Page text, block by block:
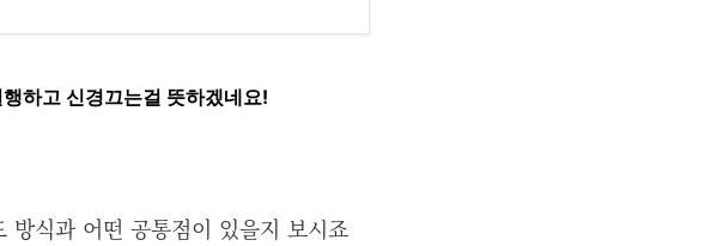
하고 신경끄는걸 뜻하겠네요!
식과 어떤 공통점이 있을지 보시죠